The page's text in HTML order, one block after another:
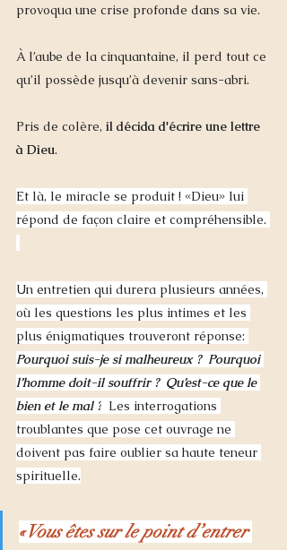
provoqua une crise profonde dans sa vie.
À l’aube de la cinquantaine, il perd tout ce
qu’il possède jusqu’à devenir sans-abri.
Pris de colère, il décida d'écrire une lettre
à Dieu.
Et là, le miracle se produit ! «Dieu» lui
répond de façon claire et compréhensible.
Un entretien qui durera plusieurs années,
où les questions les plus intimes et les
plus énigmatiques trouveront réponse:
Pourquoi suis-je si malheureux ?  Pourquoi
l’homme doit-il souffrir ?  Qu’est-ce que le
bien et le mal ?
  Les interrogations
troublantes que pose cet ouvrage ne
doivent pas faire oublier sa haute teneur
spirituelle.
«Vous êtes sur le point d’entrer